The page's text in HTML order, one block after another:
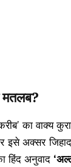
मतलब?
का वाक्य
अक्सर
हिंद अनुवाद